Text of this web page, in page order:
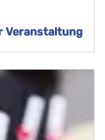
Veranstaltung